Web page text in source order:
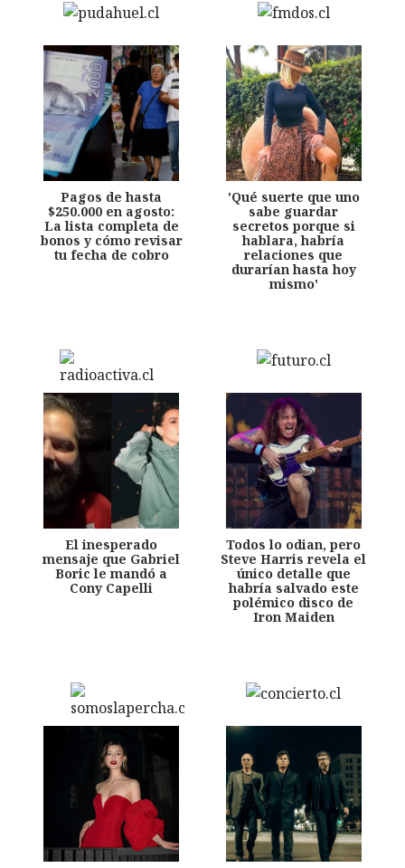
Pagos de hasta
$250.000 en agosto:
La lista completa de
bonos y cómo revisar
tu fecha de cobro
'Qué suerte que uno
sabe guardar
secretos porque si
hablara, habría
relaciones que
durarían hasta hoy
mismo'
El inesperado
mensaje que Gabriel
Boric le mandó a
Cony Capelli
Todos lo odian, pero
Steve Harris revela el
único detalle que
habría salvado este
polémico disco de
Iron Maiden